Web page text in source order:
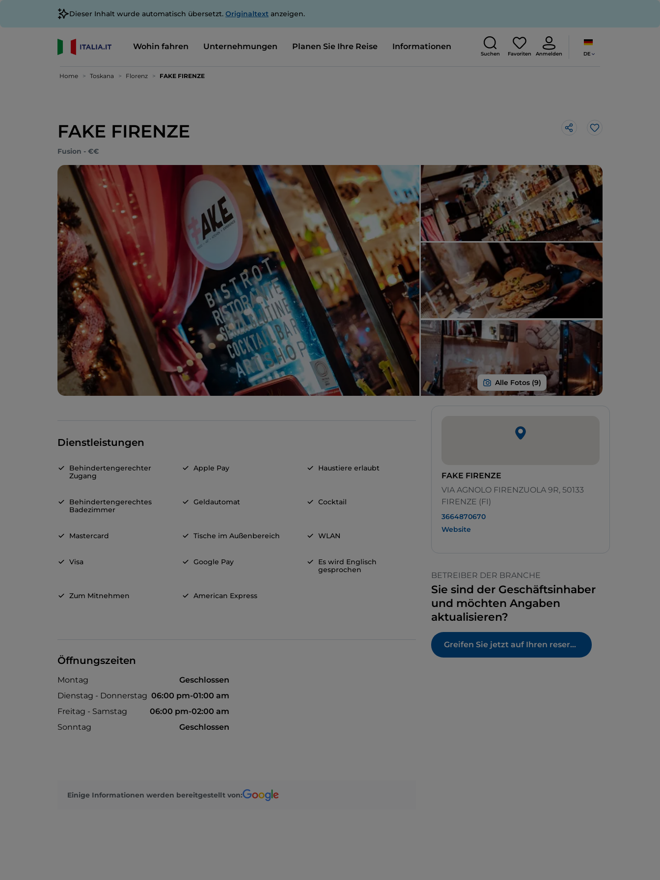
Dieser Inhalt wurde automatisch übersetzt. Originaltext anzeigen.
Wohin fahren Unternehmungen Planen Sie Ihre Reise Informationen
Suchen Favoriten Anmelden DE
Home Toskana Florenz FAKE FIRENZE
FAKE FIRENZE Like
Fusion - €€
Dienstleistungen
Behindertengerechter
Zugang
Apple Pay Haustiere erlaubt
Behindertengerechtes
Badezimmer
Geldautomat Cocktail
Mastercard Tische im Außenbereich WLAN
Visa Google Pay
Es wird Englisch
gesprochen
Zum Mitnehmen American Express
Öffnungszeiten
Montag
Geschlossen
Dienstag - Donnerstag 06:00 pm-01:00 am
Freitag - Samstag
06:00 pm-02:00 am
Sonntag
Geschlossen
Einige Informationen werden bereitgestellt von:
FAKE FIRENZE
VIA AGNOLO FIRENZUOLA 9R, 50133
FIRENZE (FI)
3664870670
Website
BETREIBER DER BRANCHE
Sie sind der Geschäftsinhaber
und möchten Angaben
aktualisieren?
Greifen Sie jetzt auf Ihren reservierten Bereich zu